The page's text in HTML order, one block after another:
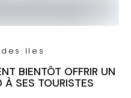
des Iles
BIENTÔT OFFRIR UN
SES TOURISTES